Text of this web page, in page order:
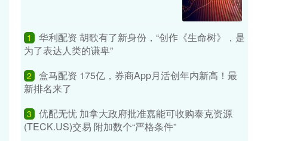
1
华利配资 胡歌有了新身份，“创作《生命树》，是
为了表达人类的谦卑”
2
盒马配资 175亿，券商App月活创年内新高！最
新排名来了
3
优配无忧 加拿大政府批准嘉能可收购泰克资源
(TECK.US)交易 附加数个“严格条件”